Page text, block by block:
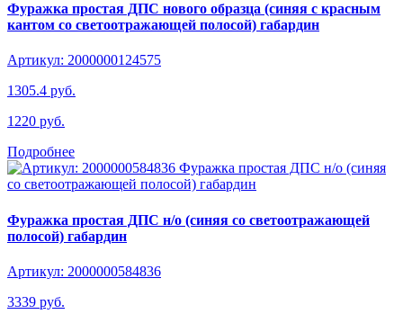
Фуражка простая ДПС нового образца (синяя с красным
кантом со светоотражающей полосой) габардин
Артикул: 2000000124575
1305.4 руб.
1220 руб.
Подробнее
Фуражка простая ДПС н/о (синяя со светоотражающей
полосой) габардин
Артикул: 2000000584836
3339 руб.